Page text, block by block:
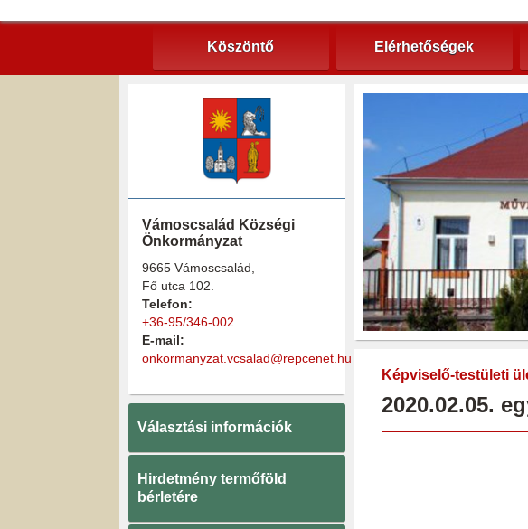
Köszöntő Elérhetőségek
Vámoscsalád Községi
Önkormányzat
9665 Vámoscsalád,
Fő utca 102.
Telefon:
+36-95/346-002
E-mail:
onkormanyzat.vcsalad@repcenet.hu
Választási információk
Hirdetmény termőföld
bérletére
Képviselő-testületi
2020.02.05.